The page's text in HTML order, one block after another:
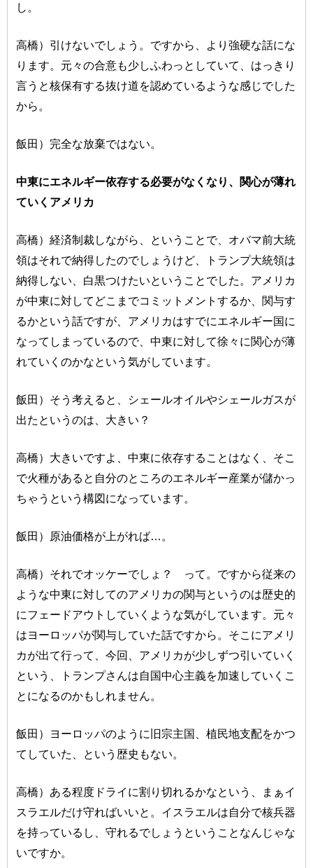
し。
高橋）引けないでしょう。ですから、より強硬な話にな
ります。元々の合意も少しふわっとしていて、はっきり
言うと核保有する抜け道を認めているような感じでした
から。
飯田）完全な放棄ではない。
中東にエネルギー依存する必要がなくなり、関心が薄れ
ていくアメリカ
高橋）経済制裁しながら、ということで、オバマ前大統
領はそれで納得したのでしょうけど、トランプ大統領は
納得しない、白黒つけたいということでした。アメリカ
が中東に対してどこまでコミットメントするか、関与す
るかという話ですが、アメリカはすでにエネルギー国に
なってしまっているので、中東に対して徐々に関心が薄
れていくのかなという気がしています。
飯田）そう考えると、シェールオイルやシェールガスが
出たというのは、大きい？
高橋）大きいですよ、中東に依存することはなく、そこ
で火種があると自分のところのエネルギー産業が儲かっ
ちゃうという構図になっています。
飯田）原油価格が上がれば…。
高橋）それでオッケーでしょ？ って。ですから従来の
ような中東に対してのアメリカの関与というのは歴史的
にフェードアウトしていくような気がしています。元々
はヨーロッパが関与していた話ですから。そこにアメリ
カが出て行って、今回、アメリカが少しずつ引いていく
という、トランプさんは自国中心主義を加速していくこ
とになるのかもしれません。
飯田）ヨーロッパのように旧宗主国、植民地支配をかつ
てしていた、という歴史もない。
高橋）ある程度ドライに割り切れるかなという、まぁイ
スラエルだけ守ればいいと。イスラエルは自分で核兵器
を持っているし、守れるでしょうということなんじゃな
いですか。